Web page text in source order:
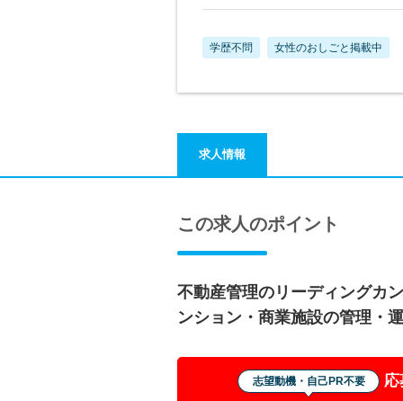
学歴不問 女性のおしごと掲載中
求人情報
この求人のポイント
不動産管理のリーディングカ
ンション・商業施設の管理・
志望動機・自己PR不要